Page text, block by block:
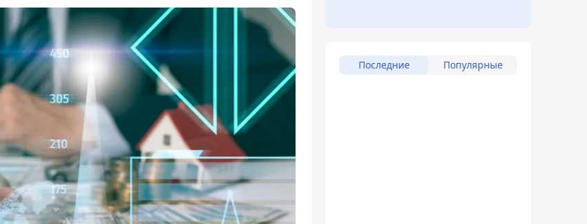
Последние Популярные